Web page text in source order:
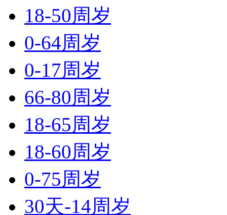
18-50周岁
0-64周岁
0-17周岁
66-80周岁
18-65周岁
18-60周岁
0-75周岁
30天-14周岁